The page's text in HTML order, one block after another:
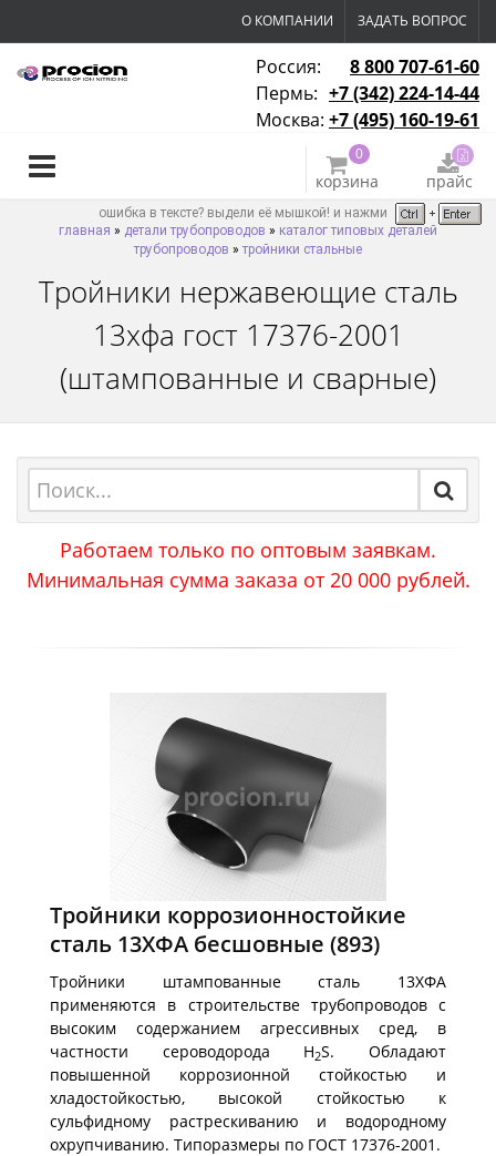
О КОМПАНИИ ЗАДАТЬ ВОПРОС
Россия:
8 800 707-61-60
Пермь: +7 (342) 224-14-44
Москва: +7 (495) 160-19-61
0
корзина прайс
ошибка в тексте? выдели её мышкой! и нажми
главная » детали трубопроводов » каталог типовых деталей
трубопроводов » тройники стальные
Тройники нержавеющие сталь
13хфа гост 17376-2001
(штампованные и сварные)
Работаем только по оптовым заявкам.
Минимальная сумма заказа от 20 000 рублей.
Тройники коррозионностойкие
сталь 13ХФА бесшовные (893)
Тройники штампованные сталь 13ХФА
применяются в строительстве трубопроводов с
высоким содержанием агрессивных сред, в
частности сероводорода H2S. Обладают
повышенной коррозионной стойкостью и
хладостойкостью, высокой стойкостью к
сульфидному растрескиванию и водородному
охрупчиванию. Типоразмеры по ГОСТ 17376-2001.